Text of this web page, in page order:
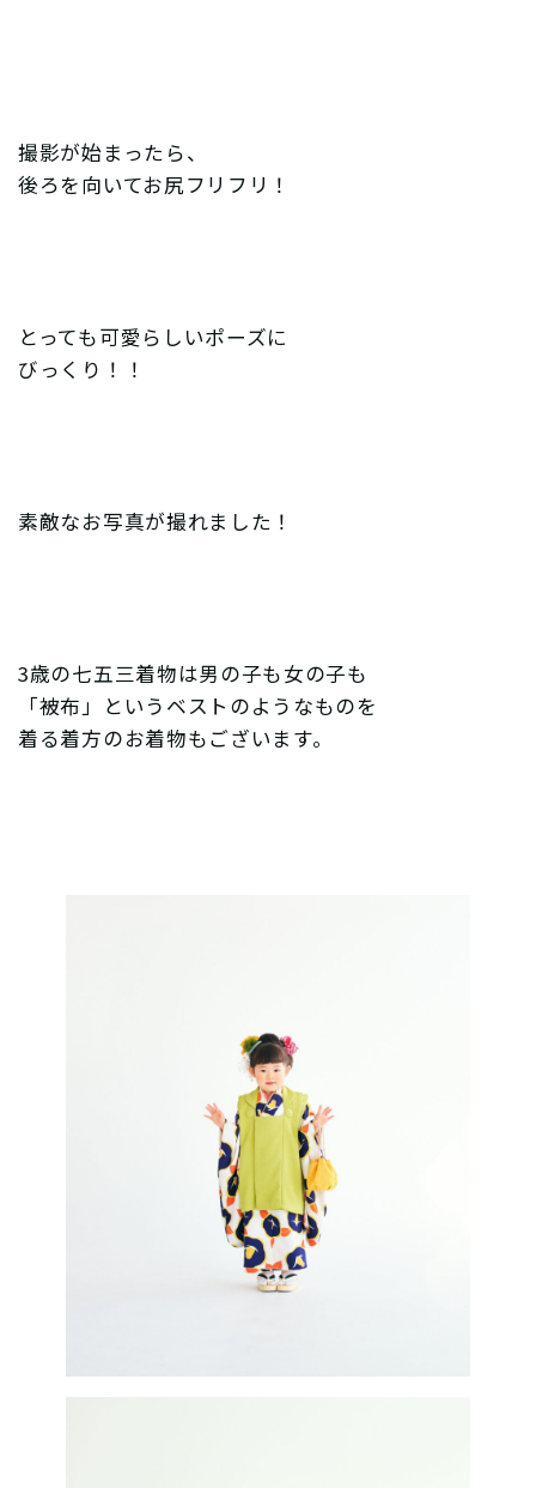
撮影が始まったら、
後ろを向いてお尻フリフリ！
とっても可愛らしいポーズに
びっくり！！
素敵なお写真が撮れました！
3歳の七五三着物は男の子も女の子も
「被布」というベストのようなものを
着る着方のお着物もございます。